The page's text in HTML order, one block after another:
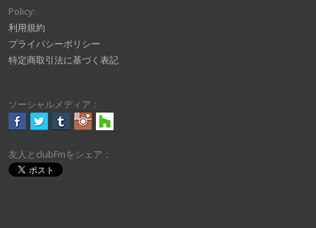
Policy:
利用規約
プライバシーポリシー
特定商取引法に基づく表記
ソーシャルメディア：
友人とclubFmをシェア：